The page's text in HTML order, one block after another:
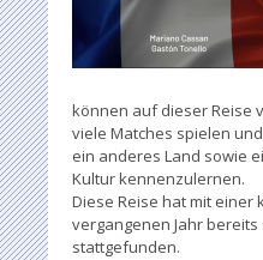
können auf dieser Reise
viele Matches spielen
ein anderes Land sowie
Kultur kennenzulernen.
Diese Reise hat mit einer
vergangenen Jahr
stattgefunden.